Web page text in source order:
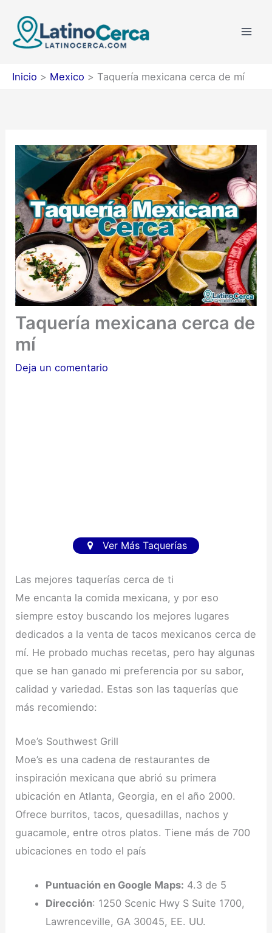
contenido
Inicio Mexico Taquería mexicana cerca de mí
Taquería mexicana cerca de
mí
Deja un comentario
Ver Más Taquerías
Las mejores taquerías cerca de ti
Me encanta la comida mexicana, y por eso
siempre estoy buscando los mejores lugares
dedicados a la venta de tacos mexicanos cerca de
mí. He probado muchas recetas, pero hay algunas
que se han ganado mi preferencia por su sabor,
calidad y variedad. Estas son las taquerías que
más recomiendo:
Moe’s Southwest Grill
Moe’s es una cadena de restaurantes de
inspiración mexicana que abrió su primera
ubicación en Atlanta, Georgia, en el año 2000.
Ofrece burritos, tacos, quesadillas, nachos y
guacamole, entre otros platos. Tiene más de 700
ubicaciones en todo el país
Puntuación en Google Maps: 4.3 de 5
Dirección: 1250 Scenic Hwy S Suite 1700,
Lawrenceville, GA 30045, EE. UU.